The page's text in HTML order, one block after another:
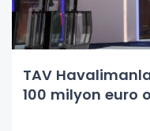
TAV
100 milyon euro